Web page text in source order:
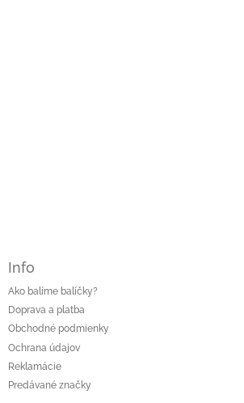
Info
Ako balíme balíčky?
Doprava a platba
Obchodné podmienky
Ochrana údajov
Reklamácie
Predávané značky